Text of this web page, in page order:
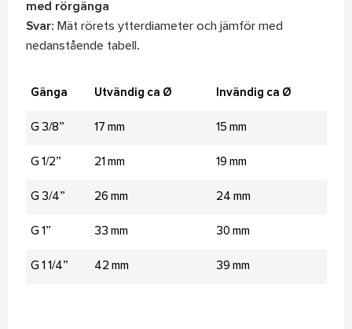
med rörgänga
Svar: Mät rörets ytterdiameter och jämför med
nedanstående tabell.
Gänga Utvändig ca Ø Invändig ca Ø
G 3/8” 17 mm 15 mm
G 1/2” 21 mm 19 mm
G 3/4” 26 mm 24 mm
G 1” 33 mm 30 mm
G 1 1/4” 42 mm 39 mm